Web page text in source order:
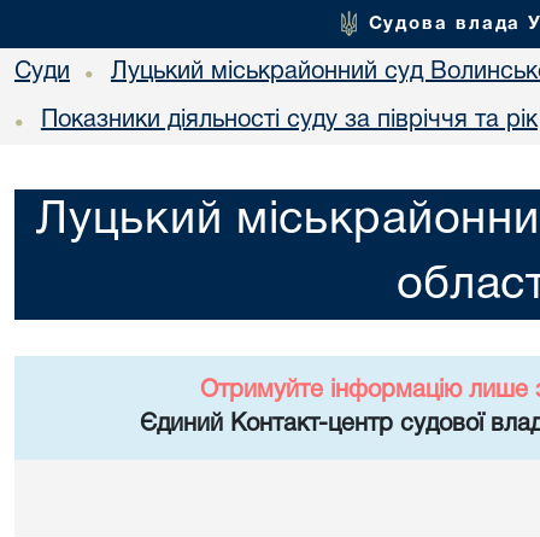
Судова влада
Суди • Луцький міськрайонний суд
• Показники діяльності суду за півріччя та рік
Луцький
Отримуйте інформацію лише
Єдиний Контакт-центр судової